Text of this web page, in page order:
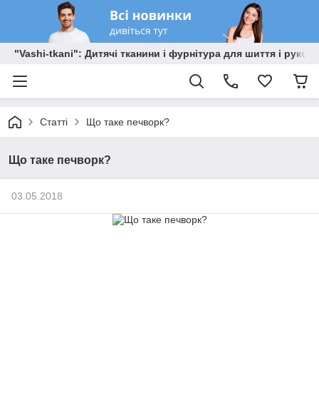
"Vashi-tkani": Дитячі тканини і фурнітура для шиття і
Статті Що таке печворк?
Що таке печворк?
03.05.2018